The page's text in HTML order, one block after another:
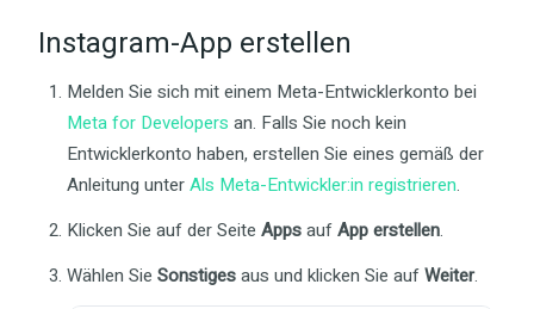
Instagram-App erstellen
Melden Sie sich mit einem Meta-Entwicklerkonto bei
Meta for Developers an. Falls Sie noch kein
Entwicklerkonto haben, erstellen Sie eines gemäß der
Anleitung unterAls Meta-Entwickler:in registrieren.
Klicken Sie auf der Seite AppsaufApp erstellen.
Wählen Sie Sonstigesaus und klicken Sie aufWeiter.